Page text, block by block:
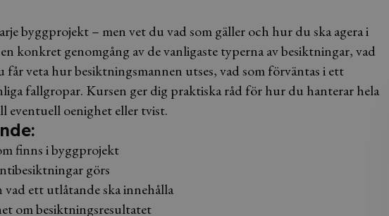
byggprojekt – men vet du vad som gäller och hur du ska agera i
konkret genomgång av de vanligaste typerna av besiktningar, vad
får veta hur besiktningsmannen utses, vad som förväntas i ett
fallgropar. Kursen ger dig praktiska råd för hur du hanterar hela
eventuell oenighet eller tvist.
finns i byggprojekt
görs
ett utlåtande ska innehålla
om besiktningsresultatet